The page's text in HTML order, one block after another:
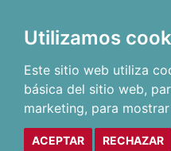
Utilizamos
Este sitio web utiliza
básica del sitio web,
marketing, para
ACEPTAR RECHAZAR